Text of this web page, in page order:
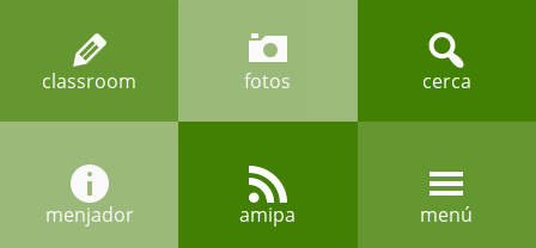
classroom fotos cerca
menjador amipa menú